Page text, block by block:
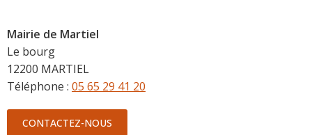
Mairie de Martiel
Le bourg
12200 MARTIEL
Téléphone : 05 65 29 41 20
CONTACTEZ-NOUS